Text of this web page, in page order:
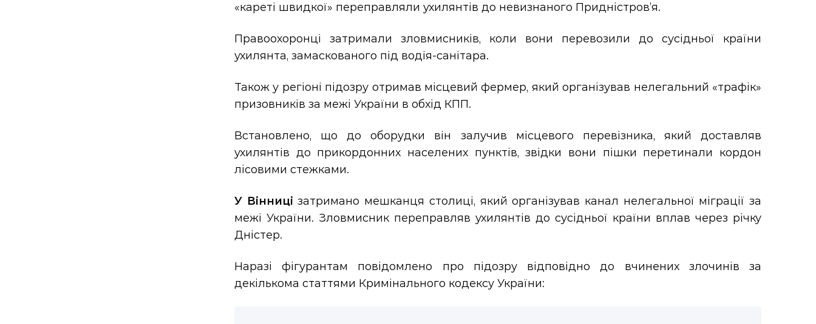
«кареті швидкої» переправляли ухилянтів до невизнаного Придністров’я.
Правоохоронці затримали зловмисників, коли вони перевозили до сусідньої країни
ухилянта, замаскованого під водія-санітара.
Також у регіоні підозру отримав місцевий фермер, який організував нелегальний «трафік»
призовників за межі України в обхід КПП.
Встановлено, що до оборудки він залучив місцевого перевізника, який доставляв
ухилянтів до прикордонних населених пунктів, звідки вони пішки перетинали кордон
лісовими стежками.
У Вінниці затримано мешканця столиці, який організував канал нелегальної міграції за
межі України. Зловмисник переправляв ухилянтів до сусідньої країни вплав через річку
Дністер.
Наразі фігурантам повідомлено про підозру відповідно до вчинених злочинів за
декількома статтями Кримінального кодексу України: